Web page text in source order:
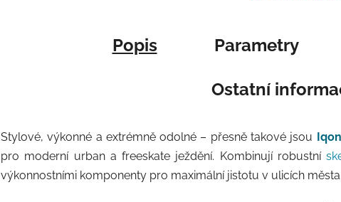
Popis Parametry
Ostatní
Stylové, výkonné a extrémně odolné – přesně takové jsou
pro moderní urban a freeskate ježdění. Kombinují robustní
výkonnostními komponenty pro maximální jistotu v ulicích města.